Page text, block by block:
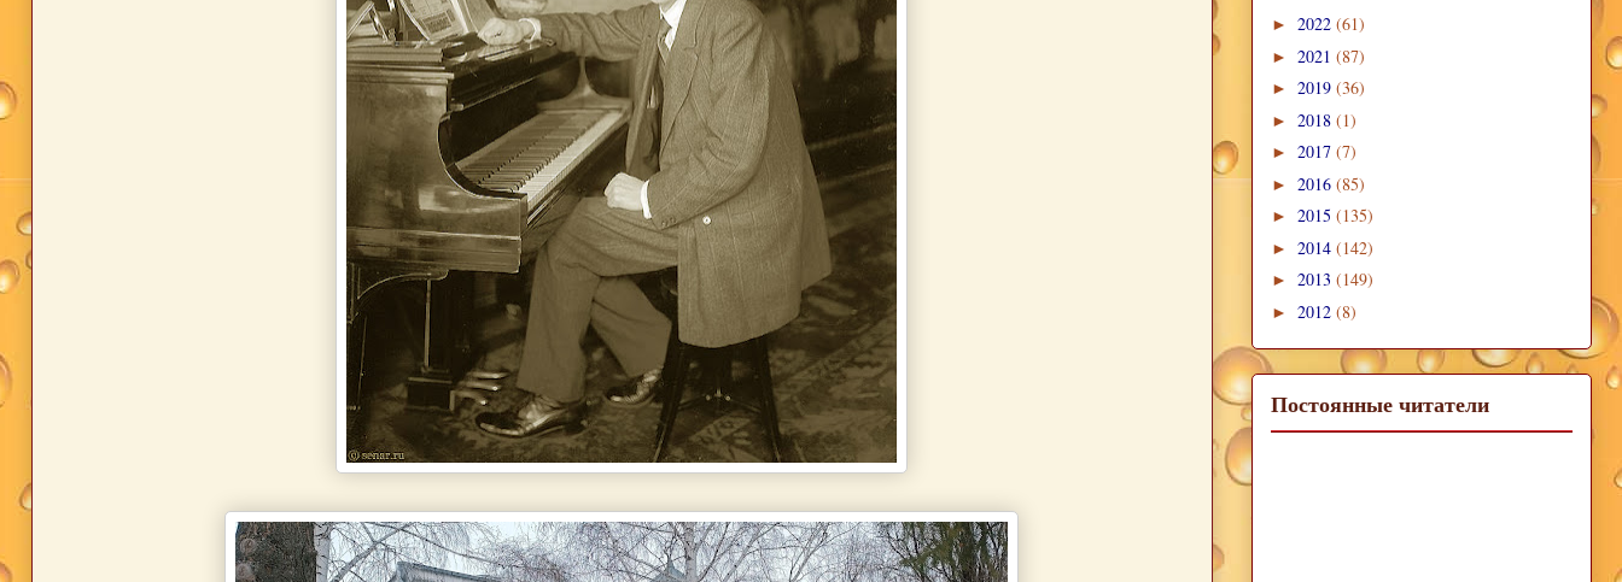
► 2022 (61)
► 2021 (87)
► 2019 (36)
► 2018 (1)
► 2017 (7)
► 2016 (85)
► 2015 (135)
► 2014 (142)
► 2013 (149)
► 2012 (8)
Постоянные читатели